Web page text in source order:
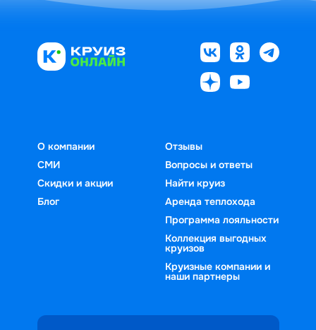
О компании
СМИ
Скидки и акции
Блог
Отзывы
Вопросы и ответы
Найти круиз
Аренда теплохода
Программа лояльности
Коллекция выгодных
круизов
Круизные компании и
наши партнеры